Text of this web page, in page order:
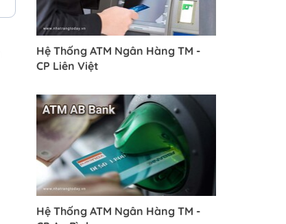
Hệ Thống ATM Ngân Hàng TM -
CP Liên Việt
Hệ Thống ATM Ngân Hàng TM -